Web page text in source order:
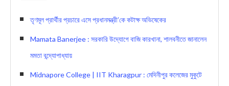
তৃণমূল প্রার্থীর প্রচারে এসে প্রধানমন্ত্রী’কে কটাক্ষ অভিষেকের
Mamata Banerjee : সরকারি উদ্যোগে বাজি কারখানা, শালবনীতে জানালেন
মমতা বন্দ্যোপাধ্যায়
Midnapore College | IIT Kharagpur : মেদিনীপুর কলেজের মুকুটে